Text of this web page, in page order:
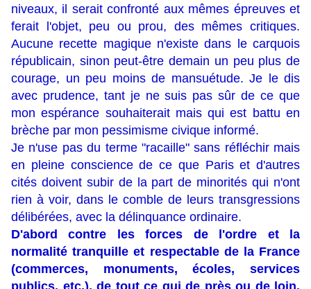
niveaux, il serait confronté aux mêmes épreuves et
ferait l'objet, peu ou prou, des mêmes critiques.
Aucune recette magique n'existe dans le carquois
républicain, sinon peut-être demain un peu plus de
courage, un peu moins de mansuétude. Je le dis
avec prudence, tant je ne suis pas sûr de ce que
mon espérance souhaiterait mais qui est battu en
brèche par mon pessimisme civique informé.
Je n'use pas du terme "racaille" sans réfléchir mais
en pleine conscience de ce que Paris et d'autres
cités doivent subir de la part de minorités qui n'ont
rien à voir, dans le comble de leurs transgressions
délibérées, avec la délinquance ordinaire.
D'abord contre les forces de l'ordre et la
normalité tranquille et respectable de la France
(commerces, monuments, écoles, services